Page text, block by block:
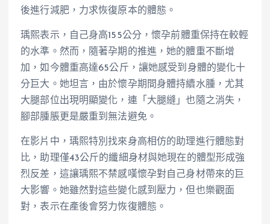
後進行減肥，力求恢復原本的體態。
瑀熙表示，自己身高155公分，懷孕前體重保持在較輕
的水準。然而，隨著孕期的推進，她的體重不斷增
加，如今體重高達65公斤，讓她感受到身體的變化十
分巨大。她坦言，由於懷孕期間身體持續水腫，尤其
大腿部位出現明顯變化，連「大腿縫」也隨之消失，
腳部腫脹更是嚴重到無法避免。
在影片中，瑀熙特別找來身高相仿的助理進行體態對
比，助理僅43公斤的纖細身材與她現在的體型形成強
烈反差，這讓瑀熙不禁感嘆懷孕對自己身材帶來的巨
大影響。她雖然對這些變化感到壓力，但也樂觀面
對，表示在產後會努力恢復體態。